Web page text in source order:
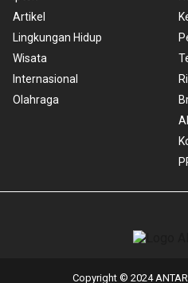
Artikel
Lingkungan Hidup
Wisata
Internasional
Olahraga
Copyright © 2024